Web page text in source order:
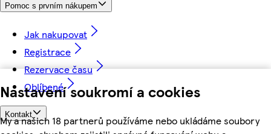
Nastavení soukromí a cookies
My a našich 18 partnerů používáme nebo ukládáme soubory
Pomoc s prvním nákupem
Jak nakupovat
Registrace
Rezervace času
Oblíbené
Kontakt